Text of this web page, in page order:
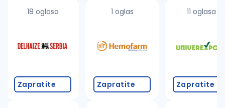
18 oglasa
Zapratite
1 oglas
Zapratite
11 oglasa
Zapratite